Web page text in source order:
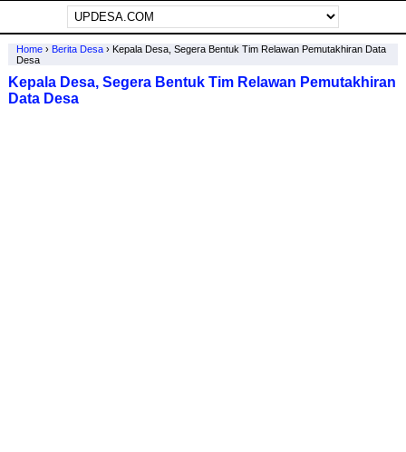
Home› Berita Desa› Kepala Desa, Segera Bentuk Tim Relawan Pemutakhiran Data
Desa
Kepala Desa, Segera Bentuk Tim Relawan Pemutakhiran
Data Desa